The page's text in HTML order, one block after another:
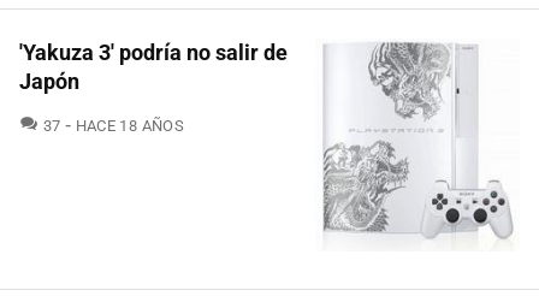
'Yakuza 3' podría no salir de
Japón
37 COMENTARIOS
HACE 18 AÑOS